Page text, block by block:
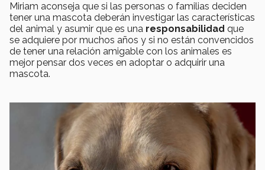
Miriam aconseja que si las personas o familias deciden
tener una mascota deberán investigar las características
del animal y asumir que es una responsabilidad que
se adquiere por muchos años y si no están convencidos
de tener una relación amigable con los animales es
mejor pensar dos veces en adoptar o adquirir una
mascota.